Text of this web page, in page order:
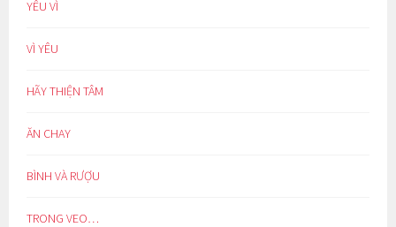
YÊU VÌ
VÌ YÊU
HÃY THIỆN TÂM
ĂN CHAY
BÌNH VÀ RƯỢU
TRONG VEO…